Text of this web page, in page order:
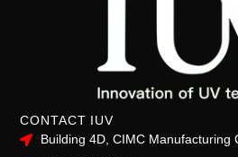
CONTACT IUV
Building 4D, CIMC Manufacturing